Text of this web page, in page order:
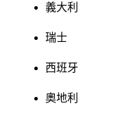
義大利
瑞士
西班牙
奧地利